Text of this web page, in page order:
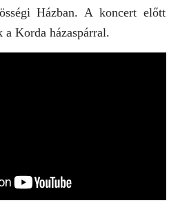
Házban. A koncert előtt
Korda házaspárral.